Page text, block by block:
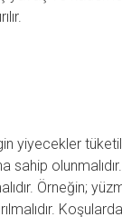
yiyecekler
olunmalıdır.
Örneğin;
Koşularda